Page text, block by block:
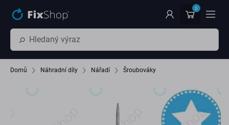
0
Domů Náhradní díly Nářadí Šroubováky